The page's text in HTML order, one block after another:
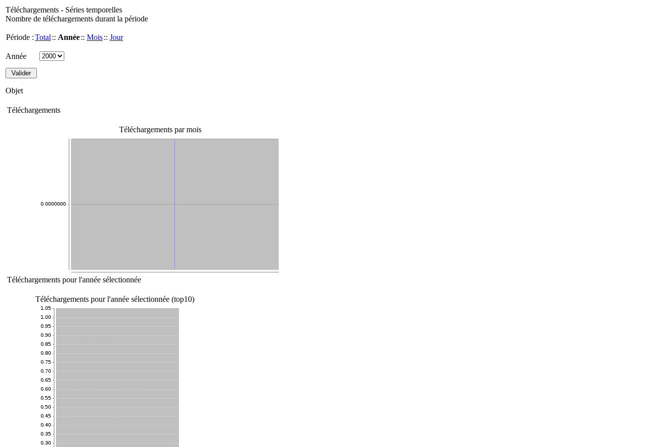
Téléchargements - Séries temporelles
Nombre de téléchargements durant la période
Période :Total :: Année:: Mois:: Jour
Année
Objet
Téléchargements
Téléchargements par mois
Téléchargements pour l'année sélectionnée
Téléchargements pour l'année sélectionnée (top10)